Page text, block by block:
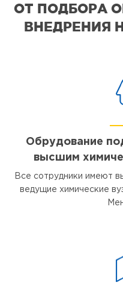
ОТ ПОДБОРА
ВНЕДРЕНИЯ
Обрудование
высшим
Все сотрудники имеют
ведущие химические